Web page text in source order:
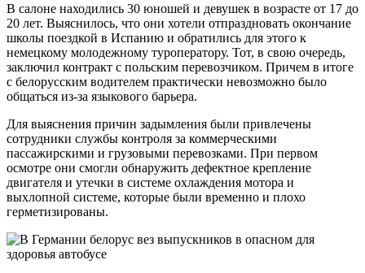
В салоне находились 30 юношей и девушек в возрасте от 17 до
20 лет. Выяснилось, что они хотели отпраздновать окончание
школы поездкой в Испанию и обратились для этого к
немецкому молодежному туроператору. Тот, в свою очередь,
заключил контракт с польским перевозчиком. Причем в итоге
с белорусским водителем практически невозможно было
общаться из-за языкового барьера.
Для выяснения причин задымления были привлечены
сотрудники службы контроля за коммерческими
пассажирскими и грузовыми перевозками. При первом
осмотре они смогли обнаружить дефектное крепление
двигателя и утечки в системе охлаждения мотора и
выхлопной системе, которые были временно и плохо
герметизированы.